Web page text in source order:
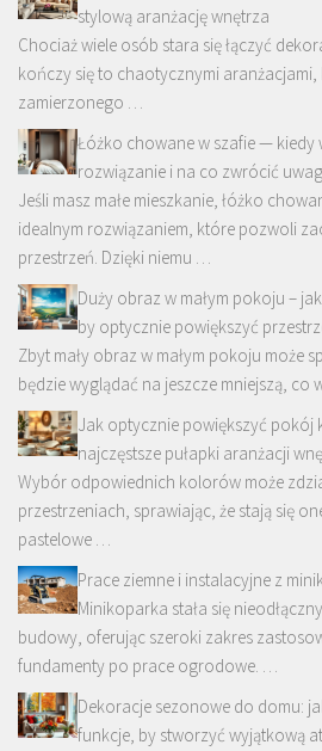
stylową aranżację wnętrza
Chociaż wiele osób stara się łączyć
kończy się to chaotycznymi
zamierzonego …
Łóżko chowane w szafie — kiedy
rozwiązanie i na co zwrócić
Jeśli masz małe mieszkanie, łóżko
idealnym rozwiązaniem, które pozwoli
przestrzeń. Dzięki niemu …
Duży obraz w małym pokoju –
by optycznie powiększyć
Zbyt mały obraz w małym pokoju może
będzie wyglądać na jeszcze mniejszą, co
Jak optycznie powiększyć pokój
najczęstsze pułapki aranżacji
Wybór odpowiednich kolorów może
przestrzeniach, sprawiając, że stają się
pastelowe …
Prace ziemne i instalacyjne z
Minikoparka stała się
budowy, oferując szeroki zakres
fundamenty po prace ogrodowe. …
Dekoracje sezonowe do domu:
funkcje, by stworzyć wyjątkową